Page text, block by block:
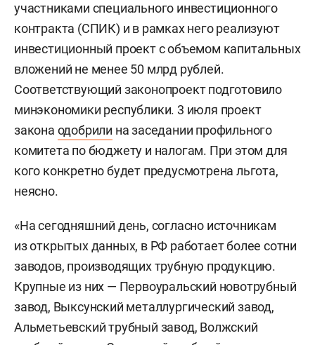
участниками специального инвестиционного
контракта (СПИК) и в рамках него реализуют
инвестиционный проект с объемом капитальных
вложений не менее 50 млрд рублей.
Соответствующий законопроект подготовило
минэкономики республики. 3 июля проект
закона одобрили на заседании профильного
комитета по бюджету и налогам. При этом для
кого конкретно будет предусмотрена льгота,
неясно.
«На сегодняшний день, согласно источникам
из открытых данных, в РФ работает более сотни
заводов, производящих трубную продукцию.
Крупные из них — Первоуральский новотрубный
завод, Выксунский металлургический завод,
Альметьевский трубный завод, Волжский